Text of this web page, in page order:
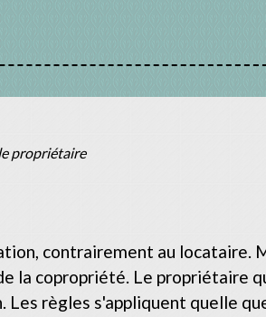
propriétaire
contrairement au locataire.
la copropriété. Le propriétaire
Les règles s'appliquent quelle